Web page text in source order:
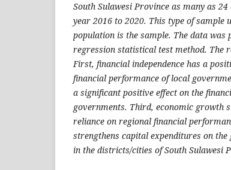
South Sulawesi Province as many as
year 2016 to 2020. This type of sample
population is the sample. The data was
regression statistical test method. The
First, financial independence has a
financial performance of local
a significant positive effect on the
governments. Third, economic growth
reliance on regional financial
strengthens capital expenditures on
in the districts/cities of South Sulawesi